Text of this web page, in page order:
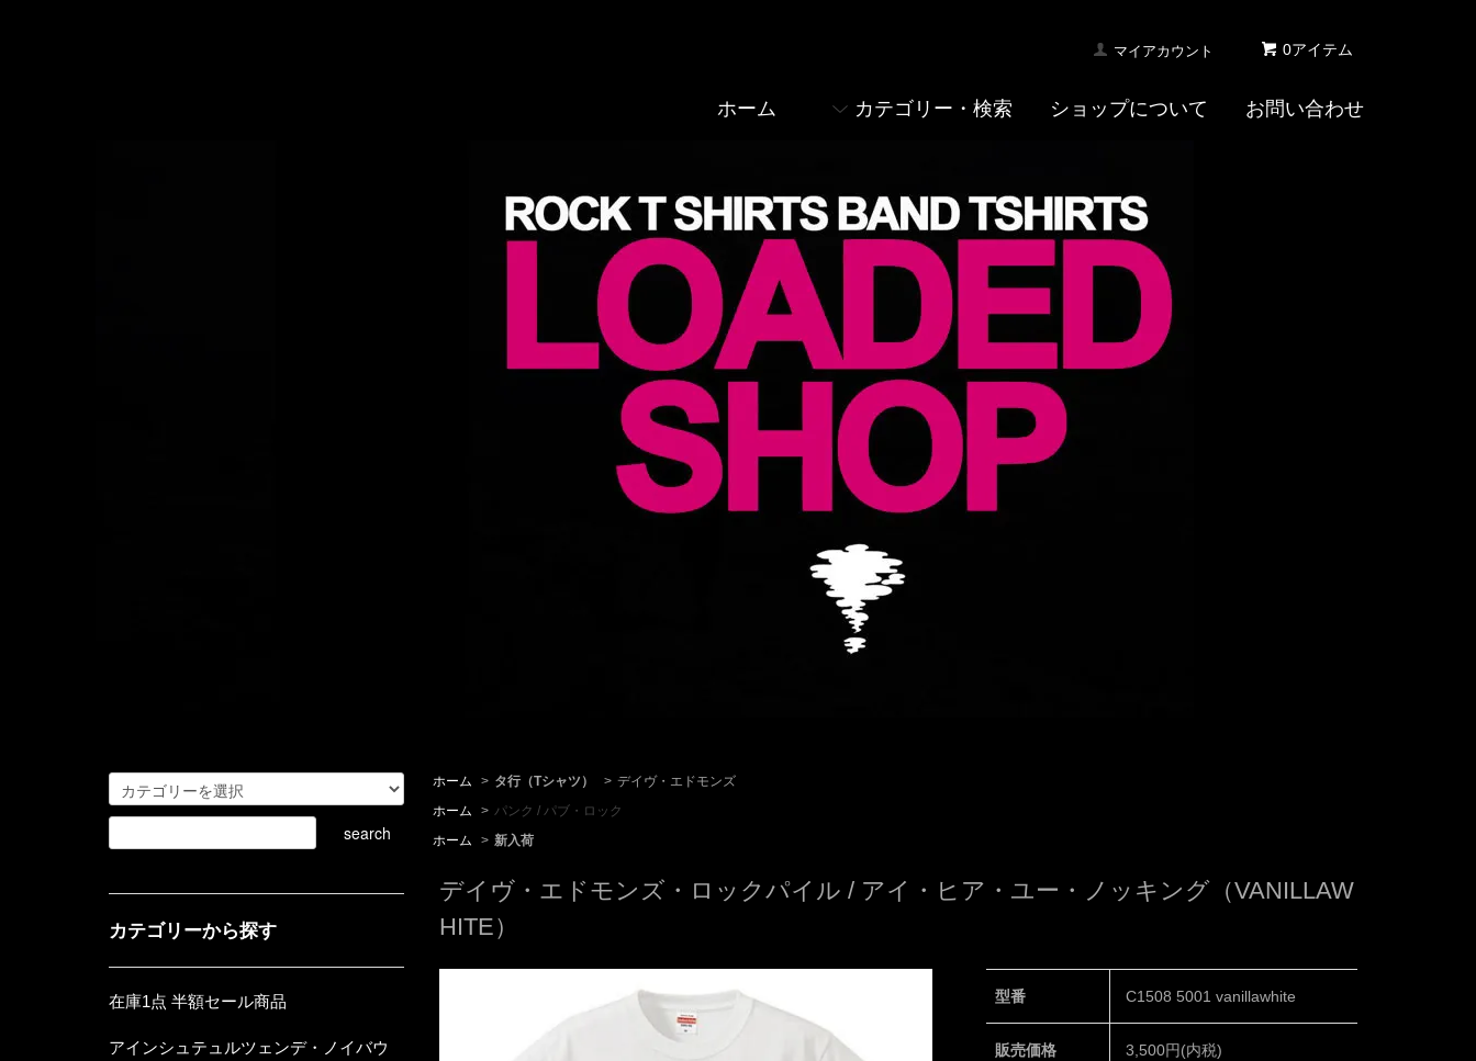
0アイテム
マイアカウント
ホーム カテゴリー・検索 ショップについて お問い合わせ
ホーム > タ行（Tシャツ） > デイヴ・エドモンズ
ホーム
> パンク / パブ・ロック
ホーム
> 新入荷
デイヴ・エドモンズ・ロックパイル / アイ・ヒア・ユー・ノッキング（VANILLAW
HITE）
型番 C1508 5001 vanillawhite
販売価格 3,500円(内税)
カテゴリーから探す
在庫1点 半額セール商品
アインシュテュルツェンデ・ノイバウ